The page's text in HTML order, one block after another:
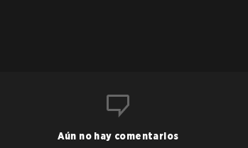
Aún no hay comentarios